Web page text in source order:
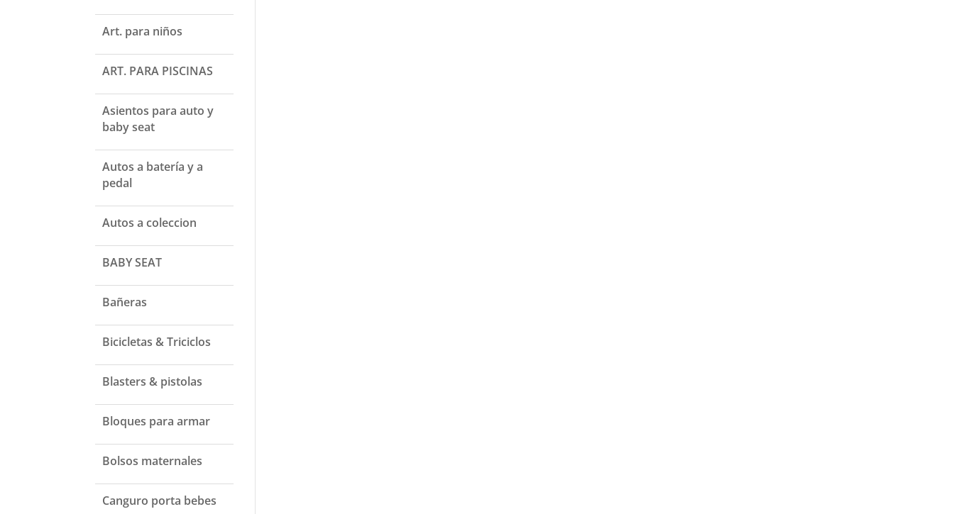
Art. para niños
ART. PARA PISCINAS
Asientos para auto y
baby seat
Autos a batería y a
pedal
Autos a coleccion
BABY SEAT
Bañeras
Bicicletas & Triciclos
Blasters & pistolas
Bloques para armar
Bolsos maternales
Canguro porta bebes